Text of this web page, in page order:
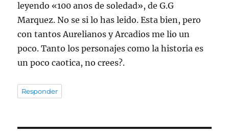
leyendo «100 anos de soledad», de G.G
Marquez. No se si lo has leido. Esta bien, pero
con tantos Aurelianos y Arcadios me lio un
poco. Tanto los personajes como la historia es
un poco caotica, no crees?.
Responder